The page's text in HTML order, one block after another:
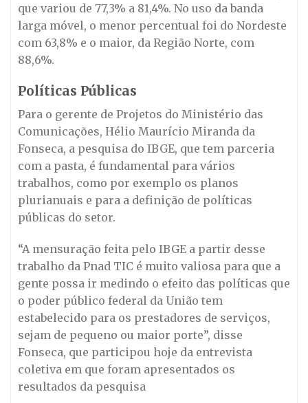
que variou de 77,3% a 81,4%. No uso da banda
larga móvel, o menor percentual foi do Nordeste
com 63,8% e o maior, da Região Norte, com
88,6%.
Políticas Públicas
Para o gerente de Projetos do Ministério das
Comunicações, Hélio Maurício Miranda da
Fonseca, a pesquisa do IBGE, que tem parceria
com a pasta, é fundamental para vários
trabalhos, como por exemplo os planos
plurianuais e para a definição de políticas
públicas do setor.
“A mensuração feita pelo IBGE a partir desse
trabalho da Pnad TIC é muito valiosa para que a
gente possa ir medindo o efeito das políticas que
o poder público federal da União tem
estabelecido para os prestadores de serviços,
sejam de pequeno ou maior porte”, disse
Fonseca, que participou hoje da entrevista
coletiva em que foram apresentados os
resultados da pesquisa